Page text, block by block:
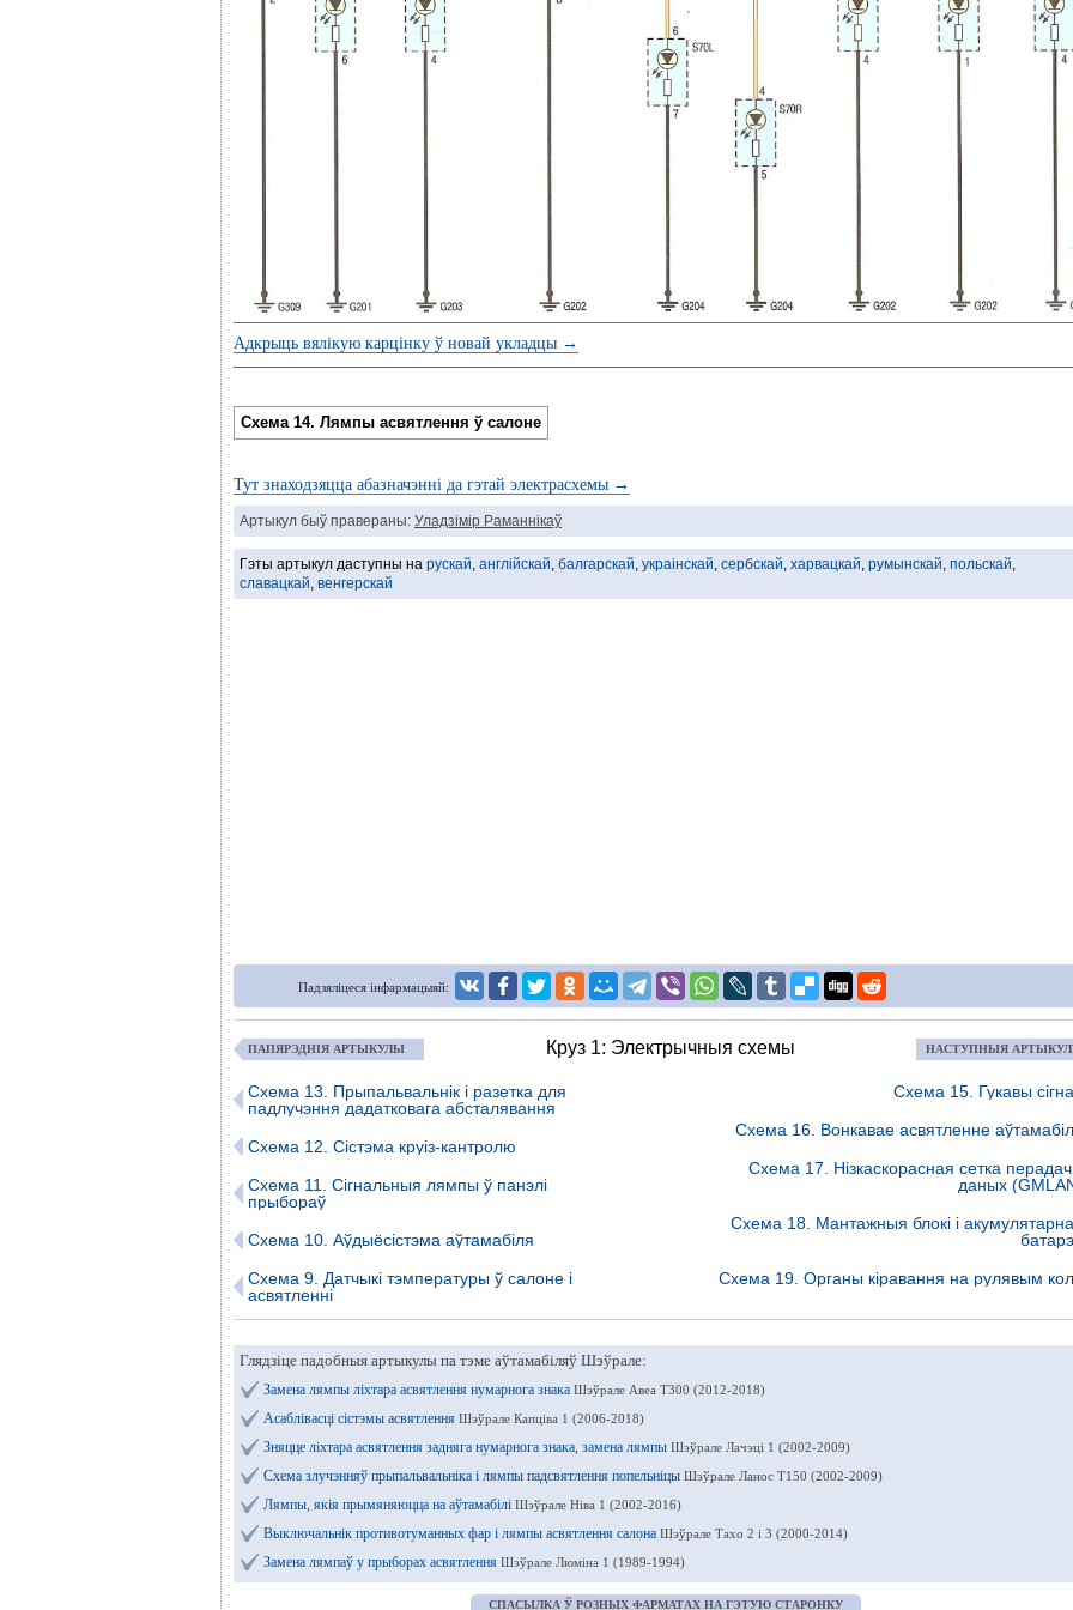
Адкрыць вялікую карцінку ў новай укладцы →
Схема 14. Лямпы асвятлення ў салоне
Тут знаходзяцца абазначэнні да гэтай электрасхемы →
Артыкул быў правераны: Уладзімір Раманнікаў
Гэты артыкул даступны на рускай, англійскай, балгарскай, украінскай, сербскай, харвацкай, румынскай, польскай,
славацкай, венгерскай
Падзяліцеся інфармацыяй:
ПАПЯРЭДНІЯ АРТЫКУЛЫ Круз 1: Электрычныя схемы НАСТУПНЫЯ
Схема 13. Прыпальвальнік і разетка для
падлучэння дадатковага абсталявання
Схема 12. Сістэма круіз-кантролю
Схема 11. Сігнальныя лямпы ў панэлі
прыбораў
Схема 10. Аўдыёсістэма аўтамабіля
Схема 9. Датчыкі тэмпературы ў салоне і
асвятленні
Схема 15. Гукавы
Схема 16. Вонкавае асвятленне
Схема 17. Нізкаскорасная сетка
даных
Схема 18. Мантажныя блокі і
Схема 19. Органы кіравання на рулявым
Глядзіце падобныя артыкулы па тэме аўтамабіляў Шэўрале:
Замена лямпы ліхтара асвятлення нумарнога знака Шэўрале Авеа Т300 (2012-2018)
Асаблівасці сістэмы асвятлення Шэўрале Капціва 1 (2006-2018)
Зняцце ліхтара асвятлення задняга нумарнога знака, замена лямпы Шэўрале Лачэці 1 (2002-2009)
Схема злучэнняў прыпальвальніка і лямпы падсвятлення попельніцы Шэўрале Ланос Т150 (2002-2009)
Лямпы, якія прымяняюцца на аўтамабілі Шэўрале Ніва 1 (2002-2016)
Выключальнік противотуманных фар і лямпы асвятлення салона Шэўрале Тахо 2 і 3 (2000-2014)
Замена лямпаў у прыборах асвятлення Шэўрале Люміна 1 (1989-1994)
СПАСЫЛКА Ў РОЗНЫХ ФАРМАТАХ НА ГЭТУЮ СТАРОНКУ